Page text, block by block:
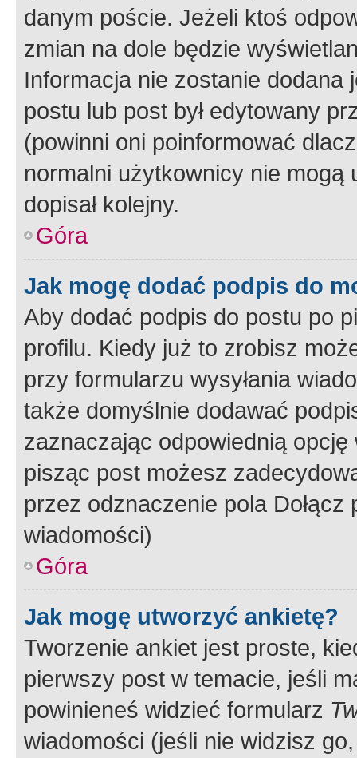
danym poście. Jeżeli ktoś
zmian na dole będzie
Informacja nie zostanie dodana
postu lub post był edytowany
(powinni oni poinformować
normalni użytkownicy nie
dopisał kolejny.
Góra
Jak mogę dodać podpis do
Aby dodać podpis do postu po
profilu. Kiedy już to zrobisz
przy formularzu wysyłania
także domyślnie dodawać
zaznaczając odpowiednią
pisząc post możesz
przez odznaczenie pola
wiadomości)
Góra
Jak mogę utworzyć ankietę?
Tworzenie ankiet jest proste,
pierwszy post w temacie, jeśli
powinieneś widzieć formularz
wiadomości (jeśli nie widzisz